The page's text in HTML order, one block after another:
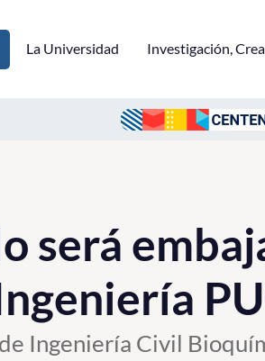
La Universidad Investigación,
será
Ingeniería Civil